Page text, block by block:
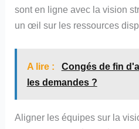
sont en ligne avec la vision
un œil sur les ressources
A lire :
Congés de fin
les demandes ?
Aligner les équipes sur la